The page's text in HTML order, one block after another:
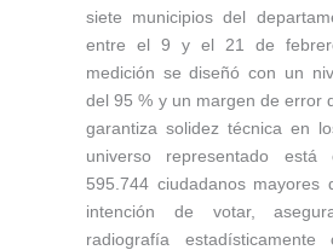
siete municipios del
entre el 9 y el 21 de
medición se diseñó con un
del 95 % y un margen de error
garantiza solidez técnica en
universo representado está
595.744 ciudadanos mayores
intención de votar,
radiografía estadísticamente